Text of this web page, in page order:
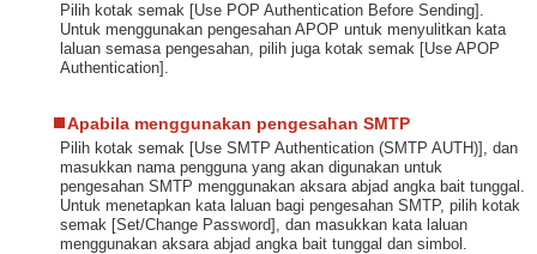
Pilih kotak semak [Use POP Authentication Before Sending].
Untuk menggunakan pengesahan APOP untuk menyulitkan kata
laluan semasa pengesahan, pilih juga kotak semak [Use APOP
Authentication].
Apabila menggunakan pengesahan SMTP
Pilih kotak semak [Use SMTP Authentication (SMTP AUTH)], dan
masukkan nama pengguna yang akan digunakan untuk
pengesahan SMTP menggunakan aksara abjad angka bait tunggal.
Untuk menetapkan kata laluan bagi pengesahan SMTP, pilih kotak
semak [Set/Change Password], dan masukkan kata laluan
menggunakan aksara abjad angka bait tunggal dan simbol.